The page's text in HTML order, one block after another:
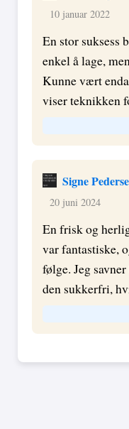
10 januar 2022
En stor suksess
enkel å lage,
Kunne vært
viser teknikken
Signe
20 juni 2024
En frisk og
var fantastiske,
følge. Jeg
den sukkerfri,